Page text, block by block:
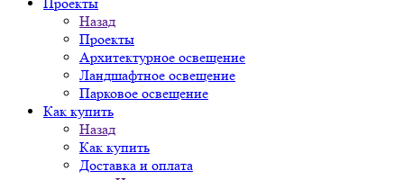
Назад
Проекты
Архитектурное освещение
Ландшафтное освещение
Парковое освещение
Как купить
Назад
Как купить
Доставка и оплата